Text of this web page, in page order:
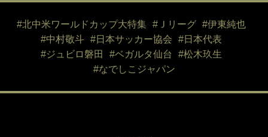
#北中米ワールドカップ大特集 #Ｊリーグ
#伊東純也
#中村敬斗
#日本サッカー協会
#日本代表
#ジュビロ磐田
#ベガルタ仙台
#松木玖生
#なでしこジャパン